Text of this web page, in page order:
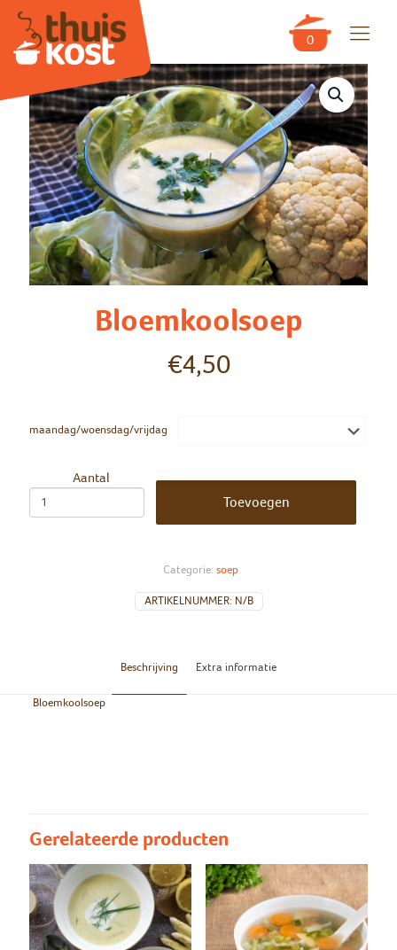
0
Bloemkoolsoep
€4,50
maandag/woensdag/vrijdag
Aantal
Toevoegen
ARTIKELNUMMER: N/B
Categorie: soep
Beschrijving Extra informatie
Bloemkoolsoep
Gerelateerde producten